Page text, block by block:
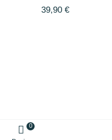
FRAÎCHEUR
39,90 €
0